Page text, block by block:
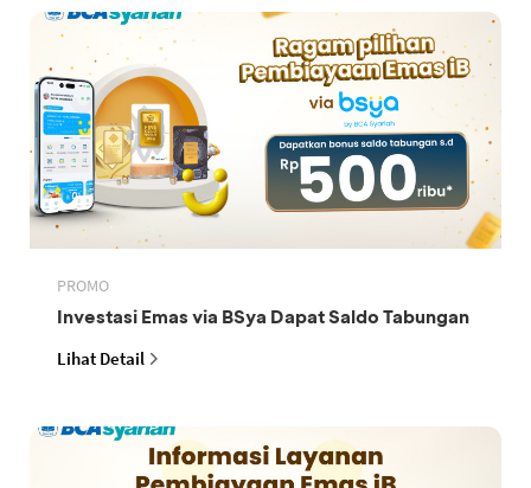
PROMO
Investasi Emas via BSya Dapat Saldo Tabungan
Lihat Detail